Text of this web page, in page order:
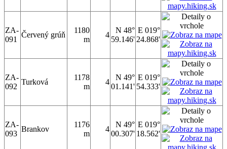
ZA-
091
Červený grúň
1180
m
4
N 48°
59.146'
E 019°
24.868'
ZA-
092
Turková
1178
m
4
N 49°
01.141'
E 019°
54.333'
ZA-
093
Brankov
1176
m
4
N 49°
00.307'
E 019°
18.562'